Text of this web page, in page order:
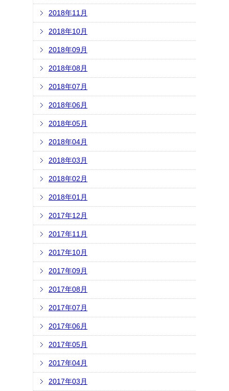
2018年11月
2018年10月
2018年09月
2018年08月
2018年07月
2018年06月
2018年05月
2018年04月
2018年03月
2018年02月
2018年01月
2017年12月
2017年11月
2017年10月
2017年09月
2017年08月
2017年07月
2017年06月
2017年05月
2017年04月
2017年03月